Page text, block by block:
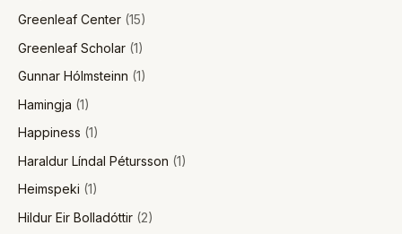
Greenleaf Center (15)
Greenleaf Scholar (1)
Gunnar Hólmsteinn (1)
Hamingja (1)
Happiness (1)
Haraldur Líndal Pétursson (1)
Heimspeki (1)
Hildur Eir Bolladóttir (2)